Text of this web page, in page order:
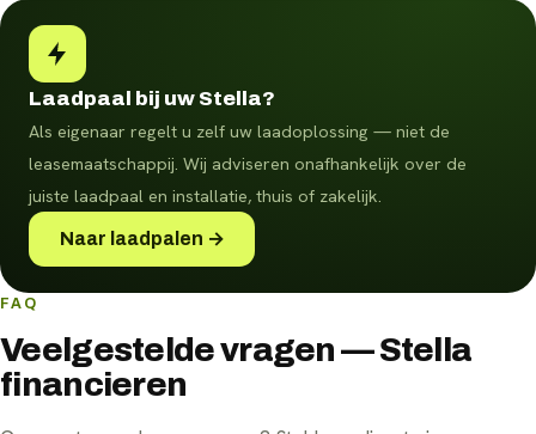
Laadpaal bij uw Stella?
Als eigenaar regelt u zelf uw laadoplossing — niet de
leasemaatschappij. Wij adviseren onafhankelijk over de
juiste laadpaal en installatie, thuis of zakelijk.
Naar laadpalen →
FAQ
Veelgestelde vragen — Stella
financieren